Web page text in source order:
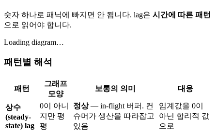
숫자 하나로 패닉에 빠지면 안 됩니다. lag은 시간에 따른 패턴
으로 읽어야 합니다.
Loading diagram…
패턴별 해석
패턴
그래프
모양
보통의 의미 대응
상수
(steady-
state) lag
0이 아니
지만 평
평
정상— in-flight 버퍼. 컨
슈머가 생산을 따라잡고
있음
임계값을 0이
아닌 합리적 값
으로